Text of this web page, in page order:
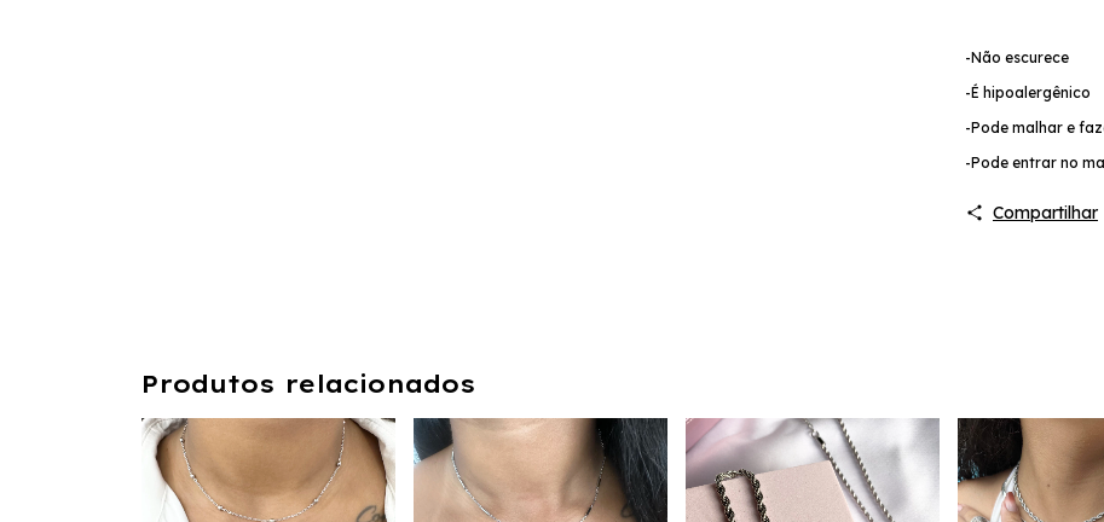
-Não escurece
-É hipoalergênico
-Pode malhar e
-Pode entrar no
Compartilhar
Produtos relacionados